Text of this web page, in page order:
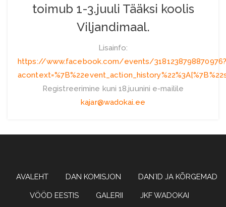
toimub 1-3.juuli Tääksi koolis
Viljandimaal.
Lisainfo:
https://www.facebook.com/events/3181238798870976?
Registreerimine kuni 18.juunini e-mailile
kajar@wadokai.ee
WADOKAI
AVALEHT DAN KOMISJON DAN´ID JA KÕRGEMAD
VÖÖD EESTIS GALERII JKF WADOKAI